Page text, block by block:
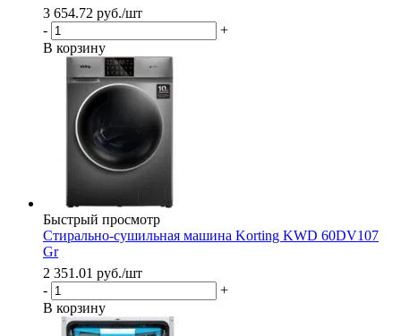
3 654.72 руб./шт
-
+
В корзину
Быстрый просмотр
Стирально-сушильная машина Korting KWD 60DV107
Gr
2 351.01 руб./шт
-
+
В корзину